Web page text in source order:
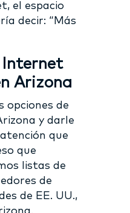
el espacio
decir: “Más
Internet
Arizona
opciones de
y darle
que
que
listas de
de
de EE. UU.,